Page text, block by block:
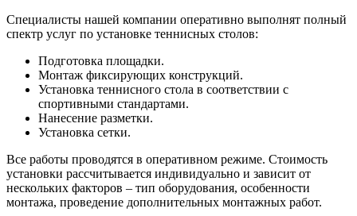
Специалисты нашей компании оперативно выполнят полный
спектр услуг по установке теннисных столов:
Подготовка площадки.
Монтаж фиксирующих конструкций.
Установка теннисного стола в соответствии с
спортивными стандартами.
Нанесение разметки.
Установка сетки.
Все работы проводятся в оперативном режиме. Стоимость
установки рассчитывается индивидуально и зависит от
нескольких факторов – тип оборудования, особенности
монтажа, проведение дополнительных монтажных работ.